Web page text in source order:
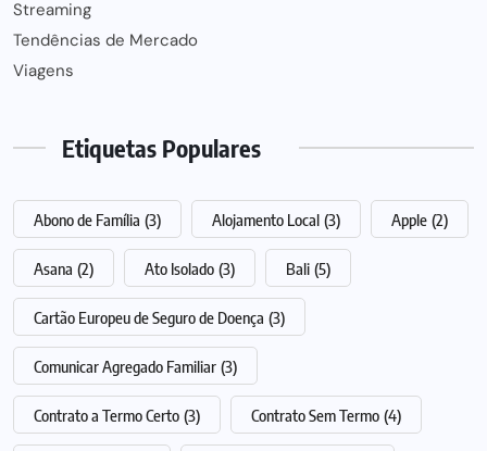
Streaming
Tendências de Mercado
Viagens
Etiquetas Populares
Abono de Família (3) Alojamento Local (3) Apple (2)
Asana (2) Ato Isolado (3) Bali (5)
Cartão Europeu de Seguro de Doença (3)
Comunicar Agregado Familiar (3)
Contrato a Termo Certo (3) Contrato Sem Termo (4)